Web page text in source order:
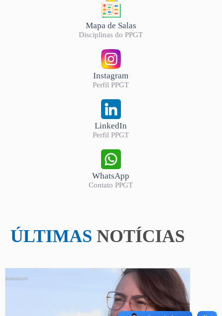
Mapa de Salas
Disciplinas do PPGT
Instagram
Perfil PPGT
LinkedIn
Perfil PPGT
WhatsApp
Contato PPGT
ÚLTIMAS NOTÍCIAS